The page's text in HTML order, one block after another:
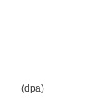
(dpa)